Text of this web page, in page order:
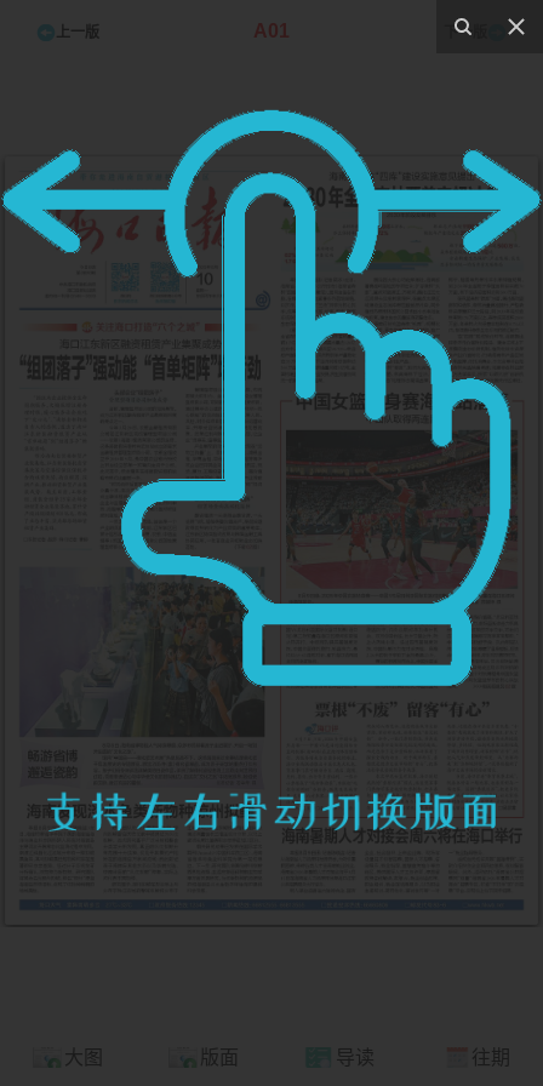
上一版 A01 下一版
大图 版面 导读 往期